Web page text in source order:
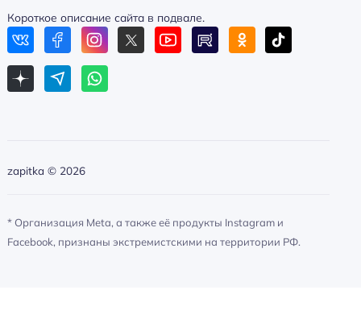
Короткое описание сайта в подвале.
zapitka © 2026
* Организация Meta, а также её продукты Instagram и
Facebook, признаны экстремистскими на территории РФ.